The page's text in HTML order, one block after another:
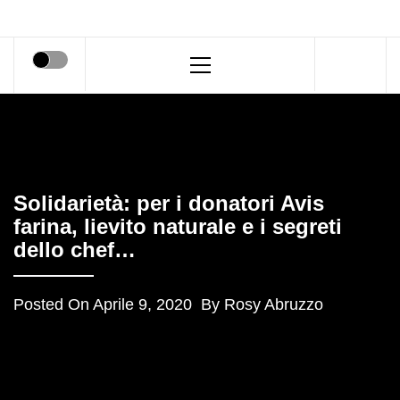
Menu
Solidarietà: per i donatori Avis
farina, lievito naturale e i segreti
dello chef…
Posted On Aprile 9, 2020 By Rosy Abruzzo